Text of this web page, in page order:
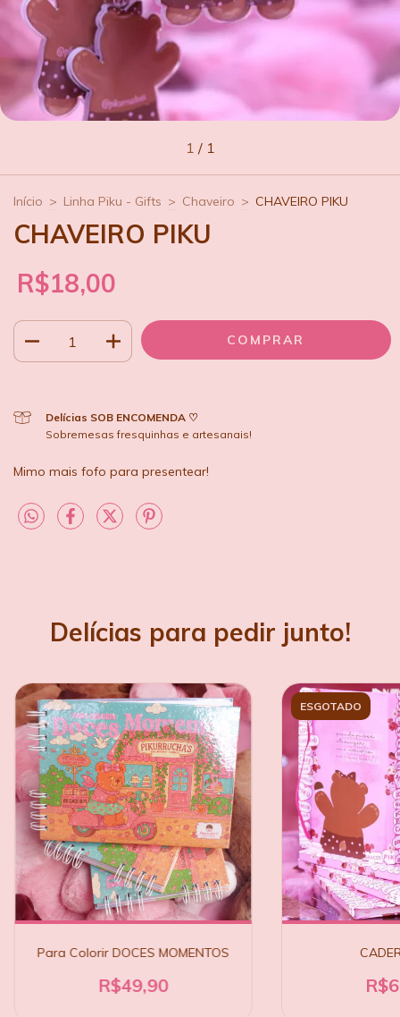
1 / 1
Início > Linha Piku - Gifts > Chaveiro > CHAVEIRO PIKU
CHAVEIRO PIKU
R$18,00
Delícias SOB ENCOMENDA ♡
Sobremesas fresquinhas e artesanais!
Mimo mais fofo para presentear!
Delícias para pedir junto!
Para Colorir DOCES MOMENTOS
R$49,90
ESGOTADO